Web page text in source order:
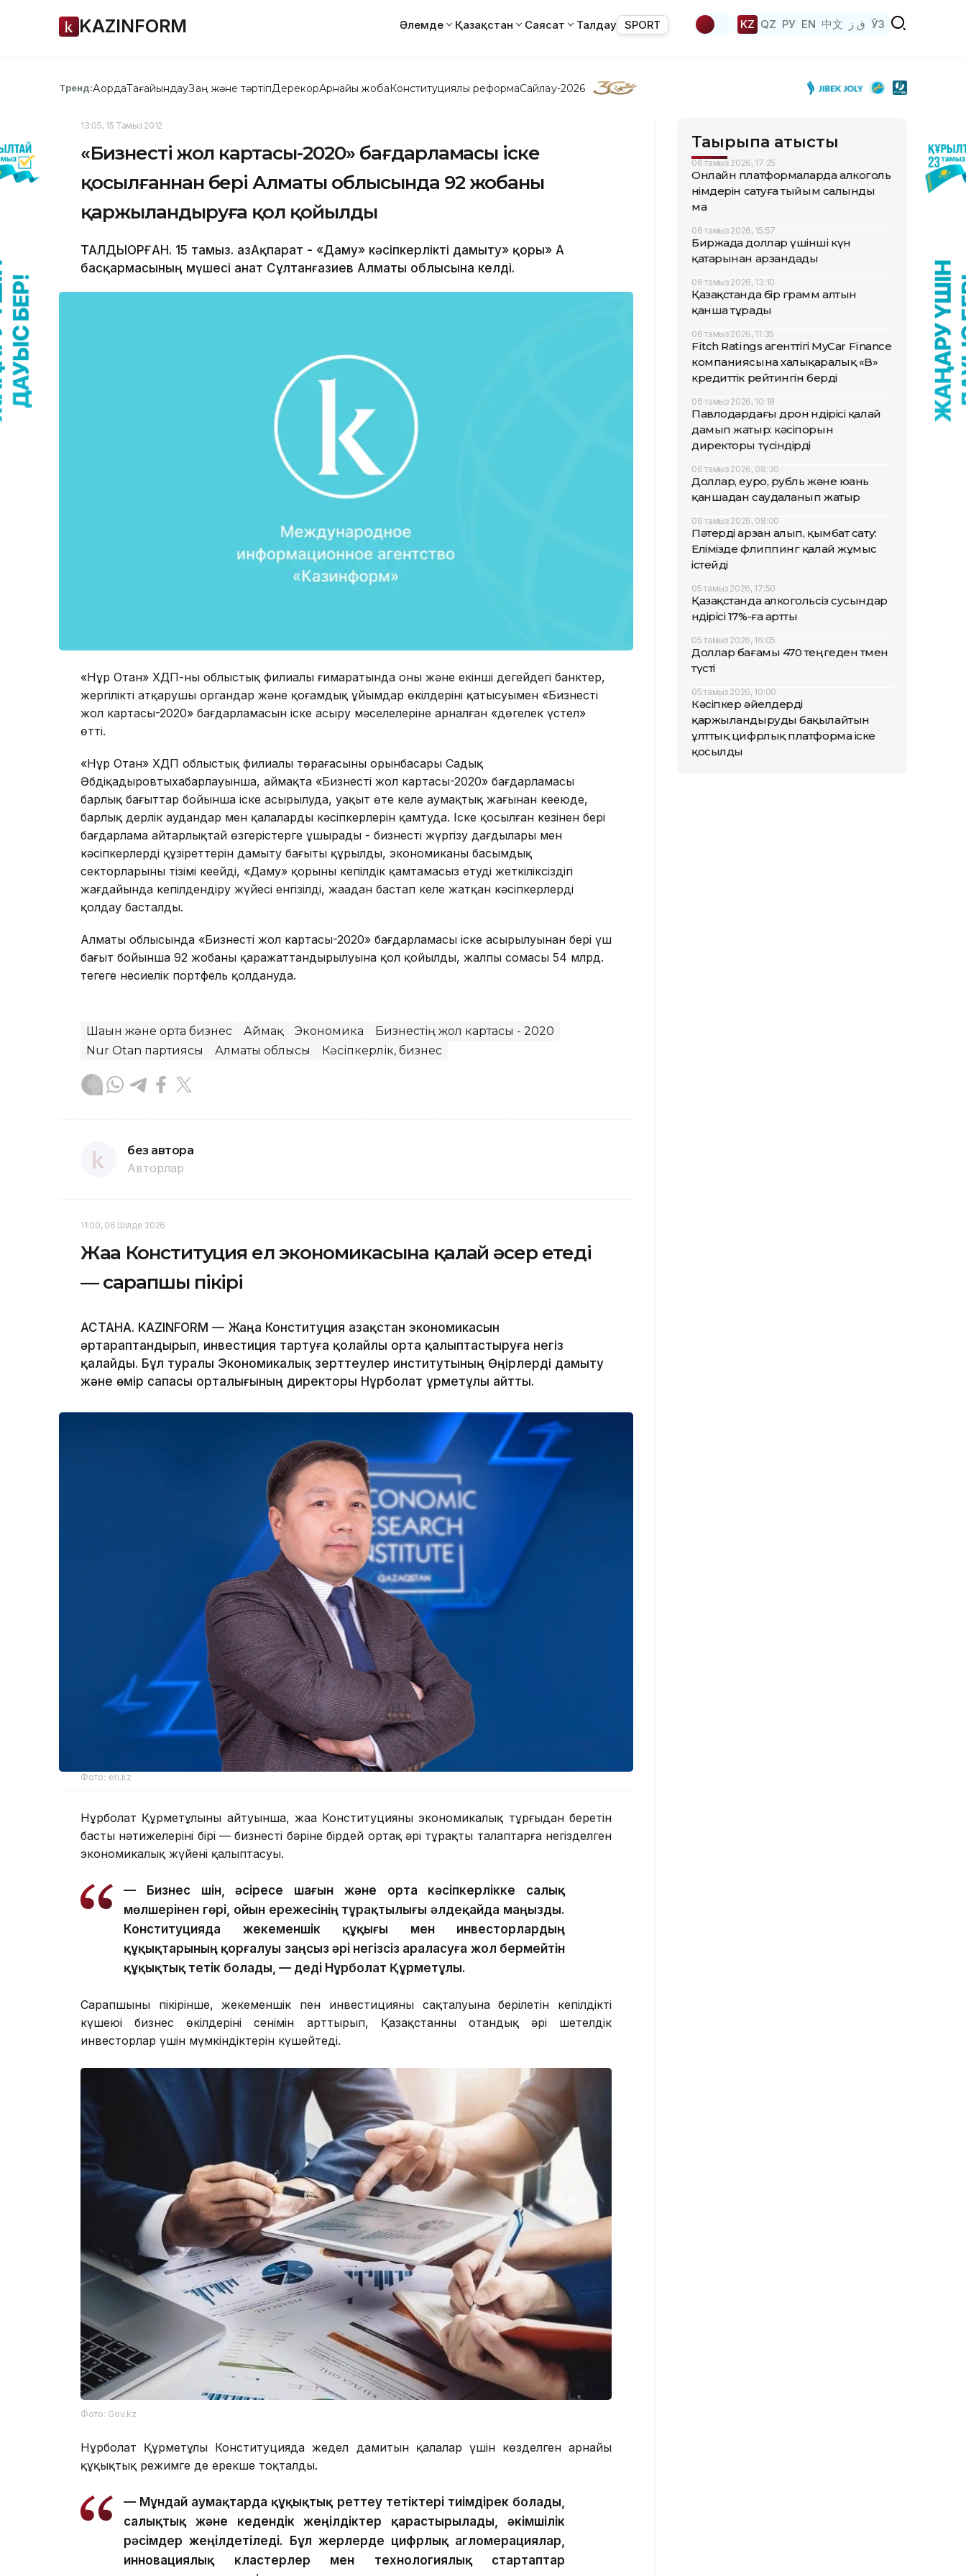
KAZINFORM Әлемде Қазақстан Саясат Талдау SPORT KZ QZ РУ EN 中文 ق ز ЎЗ
Тренд:АқордаТағайындауЗаң және тәртіпДерекқорАрнайы жобаКонституциялық реформаСайлау-2026
13:05, 15 Тамыз 2012
«Бизнестің жол картасы-2020» бағдарламасы іске
қосылғаннан бері Алматы облысында 92 жобаны
қаржыландыруға қол қойылды
ТАЛДЫҚОРҒАН. 15 тамыз. ҚазАқпарат - «Даму» кәсіпкерлікті дамыту» қоры» АҚ
басқармасының мүшесі Қанат Сұлтанғазиев Алматы облысына келді.
«Нұр Отан» ХДП-ның облыстық филиалы ғимаратында оның және екінші деңгейдегі банктер,
жергілікті атқарушы органдар және қоғамдық ұйымдар өкілдерінің қатысуымен «Бизнестің
жол картасы-2020» бағдарламасын іске асыру мәселелеріне арналған «дөңгелек үстел»
өтті.
«Нұр Отан» ХДП облыстық филиалы төрағасының орынбасары Садық
Әбдіқадыровтыңхабарлауынша, аймақта «Бизнестің жол картасы-2020» бағдарламасы
барлық бағыттар бойынша іске асырылуда, уақыт өте келе аумақтық жағынан кеңеюде,
барлық дерлік аудандар мен қалалардың кәсіпкерлерін қамтуда. Іске қосылған кезінен бері
бағдарлама айтарлықтай өзгерістерге ұшырады - бизнесті жүргізу дағдылары мен
кәсіпкерлердің құзіреттерін дамыту бағыты құрылды, экономиканың басымдық
секторларының тізімі кеңейді, «Даму» қорының кепілдік қамтамасыз етудің жеткіліксіздігі
жағдайында кепілдендіру жүйесі енгізілді, жаңадан бастап келе жатқан кәсіпкерлерді
қолдау басталды.
Алматы облысында «Бизнестің жол картасы-2020» бағдарламасы іске асырылуынан бері үш
бағыт бойынша 92 жобаның қаражаттандырылуына қол қойылды, жалпы сомасы 54 млрд.
теңгеге несиелік портфель қолдануда.
Шағын және орта бизнес Аймақ Экономика
Бизнестің жол картасы - 2020
Nur Otan партиясы
Алматы облысы Кәсіпкерлік, бизнес
без автора
Авторлар
11:00, 06 Шілде 2026
Жаңа Конституция ел экономикасына қалай әсер етеді
— сарапшы пікірі
АСТАНА. KAZINFORM — Жаңа Конституция Қазақстан экономикасын
әртараптандырып, инвестиция тартуға қолайлы орта қалыптастыруға негіз
қалайды. Бұл туралы Экономикалық зерттеулер институтының Өңірлерді дамыту
және өмір сапасы орталығының директоры Нұрболат Құрметұлы айтты.
Фото: eri.kz
Нұрболат Құрметұлының айтуынша, жаңа Конституцияның экономикалық тұрғыдан беретін
басты нәтижелерінің бірі — бизнестің бәріне бірдей ортақ әрі тұрақты талаптарға негізделген
экономикалық жүйенің қалыптасуы.
— Бизнес үшін, әсіресе шағын және орта кәсіпкерлікке салық
мөлшерінен гөрі, ойын ережесінің тұрақтылығы әлдеқайда маңызды.
Конституцияда жекеменшік құқығы мен инвесторлардың
құқықтарының қорғалуы заңсыз әрі негізсіз араласуға жол бермейтін
құқықтық тетік болады, — деді Нұрболат Құрметұлы.
Сарапшының пікірінше, жекеменшік пен инвестицияның сақталуына берілетін кепілдіктің
күшеюі бизнес өкілдерінің сенімін арттырып, Қазақстанның отандық әрі шетелдік
инвесторлар үшін мүмкіндіктерін күшейтеді.
Фото: Gov.kz
Нұрболат Құрметұлы Конституцияда жедел дамитын қалалар үшін көзделген арнайы
құқықтық режимге де ерекше тоқталды.
— Мұндай аумақтарда құқықтық реттеу тетіктері тиімдірек болады,
салықтық және кедендік жеңілдіктер қарастырылады, әкімшілік
рәсімдер жеңілдетіледі. Бұл жерлерде цифрлық агломерациялар,
инновациялық кластерлер мен технологиялық стартаптар
Тақырыпқа қатысты
06 тамыз 2026, 17:25
Онлайн платформаларда алкоголь
өнімдерін сатуға тыйым салынды
ма
06 тамыз 2026, 15:57
Биржада доллар үшінші күн
қатарынан арзандады
06 тамыз 2026, 13:10
Қазақстанда бір грамм алтын
қанша тұрады
06 тамыз 2026, 11:35
Fitch Ratings агенттігі MyCar Finance
компаниясына халықаралық «B»
кредиттік рейтингін берді
06 тамыз 2026, 10:18
Павлодардағы дрон өндірісі қалай
дамып жатыр: кәсіпорын
директоры түсіндірді
06 тамыз 2026, 08:30
Доллар, еуро, рубль және юань
қаншадан саудаланып жатыр
06 тамыз 2026, 08:00
Пәтерді арзан алып, қымбат сату:
Елімізде флиппинг қалай жұмыс
істейді
05 тамыз 2026, 17:50
Қазақстанда алкогольсіз сусындар
өндірісі 17%-ға артты
05 тамыз 2026, 16:05
Доллар бағамы 470 теңгеден төмен
түсті
05 тамыз 2026, 10:00
Кәсіпкер әйелдерді
қаржыландыруды бақылайтын
ұлттық цифрлық платформа іске
қосылды